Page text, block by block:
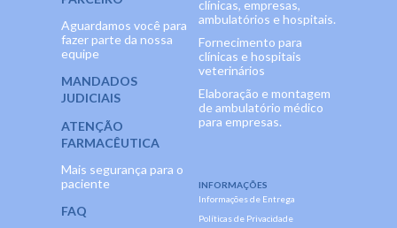
Aguardamos você para
fazer parte da nossa
equipe
MANDADOS
JUDICIAIS
ATENÇÃO
FARMACÊUTICA
Mais segurança para o
paciente
FAQ
clínicas, empresas,
ambulatórios e hospitais.
Fornecimento para
clínicas e hospitais
veterinários
Elaboração e montagem
de ambulatório médico
para empresas.
INFORMAÇÕES
Informações de Entrega
Políticas de Privacidade